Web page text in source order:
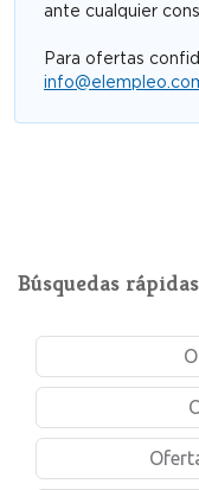
ante cualquier
Para ofertas
Búsquedas